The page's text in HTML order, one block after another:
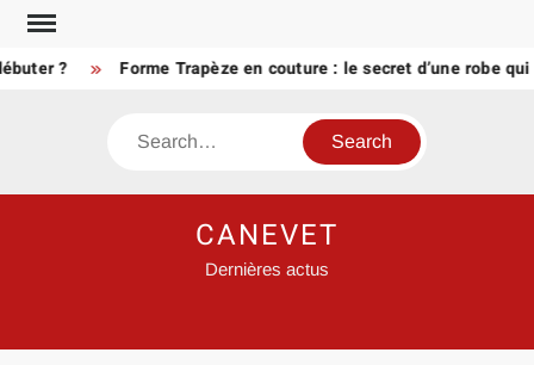
Skip
content
? Forme Trapèze en couture : le secret d’une robe qui va
Search
CANEVET
Dernières actus